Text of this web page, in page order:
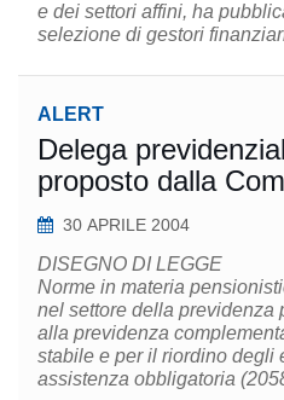
e dei settori affini, ha
selezione di gestori
ALERT
Delega
proposto dalla
30 APRILE 2004
DISEGNO DI LEGGE
Norme in materia
nel settore della previdenza
alla previdenza
stabile e per il riordino degli
assistenza obbligatoria